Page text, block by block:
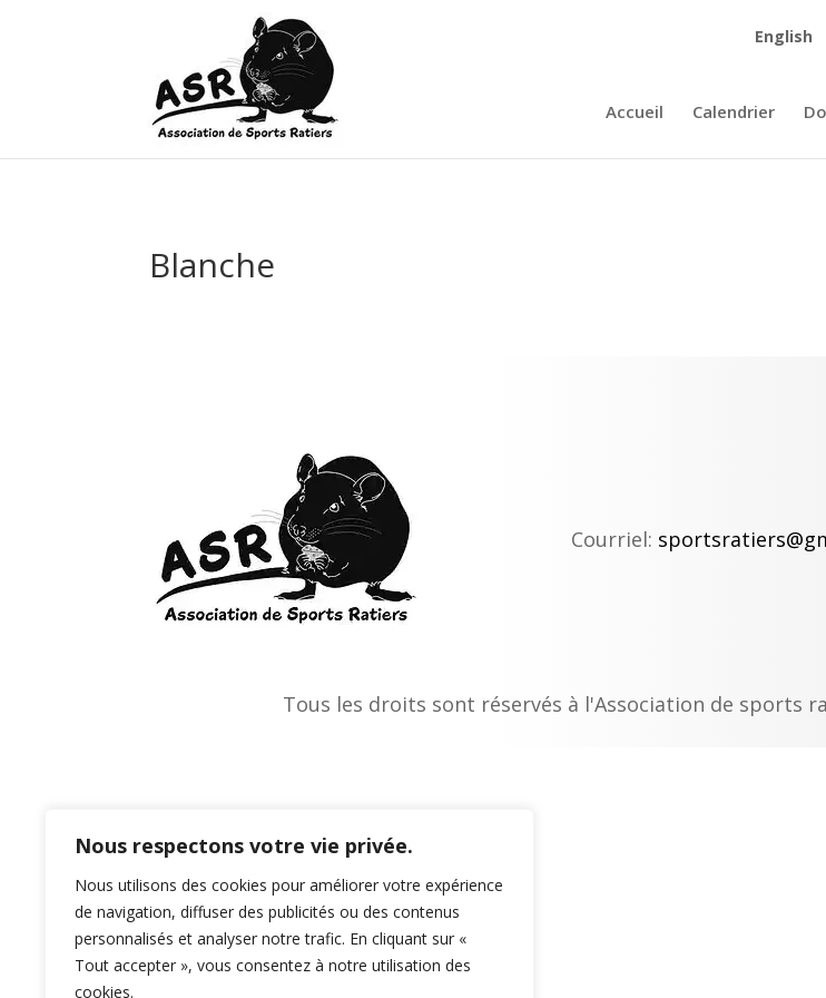
Nous respectons votre vie privée.
Nous utilisons des cookies pour améliorer votre expérience
de navigation, diffuser des publicités ou des contenus
personnalisés et analyser notre trafic. En cliquant sur «
Tout accepter », vous consentez à notre utilisation des
cookies.
English
Accueil Calendrier
Blanche
Courriel:
Tous les droits sont réservés à l'Association de sports